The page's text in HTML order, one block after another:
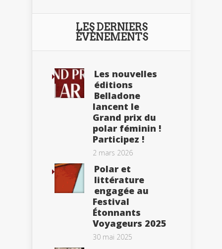
LES DERNIERS
ÉVÈNEMENTS
Les nouvelles
éditions
Belladone
lancent le
Grand prix du
polar féminin !
Participez !
2 mars 2026
Polar et
littérature
engagée au
Festival
Étonnants
Voyageurs 2025
30 mai 2025